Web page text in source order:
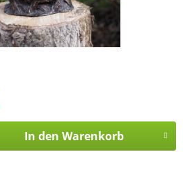
In den Warenkorb